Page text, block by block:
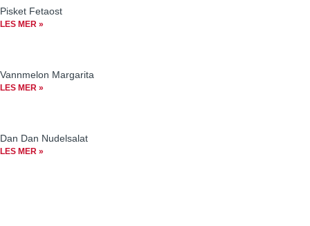
Pisket Fetaost
LES MER »
Vannmelon Margarita
LES MER »
Dan Dan Nudelsalat
LES MER »